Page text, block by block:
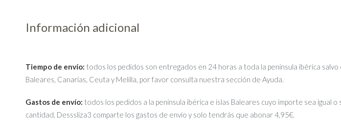
Información adicional
Tiempo de envío: todos los pedidos son entregados en 24 horas a toda la península ibérica
Baleares, Canarias, Ceuta y Melilla, por favor consulta nuestra sección de Ayuda.
Gastos de envío: todos los pedidos a la península ibérica e islas Baleares cuyo importe sea igual
cantidad, Desssliza3 comparte los gastos de envío y solo tendrás que abonar 4,95€.